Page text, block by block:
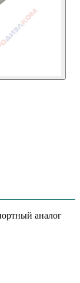
аналог